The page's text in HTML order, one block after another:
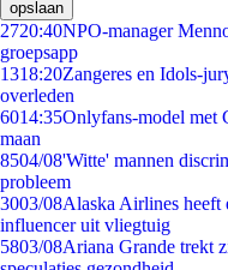
opslaan
2720:40NPO-manager
groepsapp
1318:20Zangeres en Idols-
overleden
6014:35Onlyfans-model met
maan
8504/08'Witte' mannen
probleem
3003/08Alaska Airlines heeft
influencer uit vliegtuig
5803/08Ariana Grande trekt